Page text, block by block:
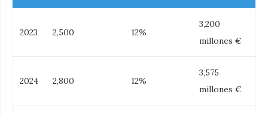
2023 2,500 12%
3,200
millones €
2024 2,800 12%
3,575
millones €